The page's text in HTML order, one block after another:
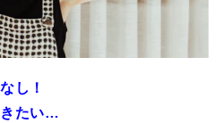
し！
きたい…